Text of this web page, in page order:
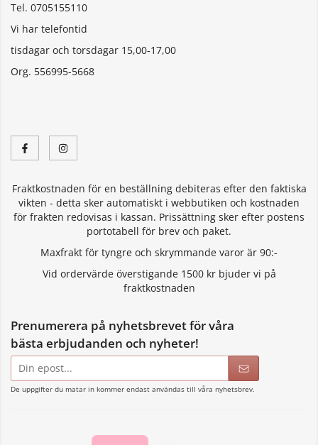
Tel. 0705155110
Vi har telefontid
tisdagar och torsdagar 15,00-17,00
Org. 556995-5668
Fraktkostnaden för en beställning debiteras efter den faktiska
vikten - detta sker automatiskt i webbutiken och kostnaden
för frakten redovisas i kassan. Prissättning sker efter postens
portotabell för brev och paket.
Maxfrakt för tyngre och skrymmande varor är 90:-
Vid ordervärde överstigande 1500 kr bjuder vi på
fraktkostnaden
Prenumerera på nyhetsbrevet för våra
bästa erbjudanden och nyheter!
postadress
De uppgifter du matar in kommer endast användas till våra nyhetsbrev.